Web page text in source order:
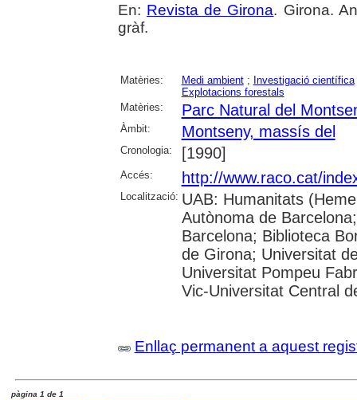
En: Revista de Girona. Girona.
gràf.
Matèries: Medi ambient; Investigació científica
Explotacions forestals
Matèries:
Parc Natural del
Àmbit: Montseny, massís del
Cronologia: [1990]
Accés: http://www.raco.cat/
Localització: UAB: Humanitats
Autònoma de
Barcelona; Biblioteca
de Girona; Universitat
Universitat Pompeu
Vic-Universitat Central
Enllaç permanent a aquest
pàgina 1 de 1